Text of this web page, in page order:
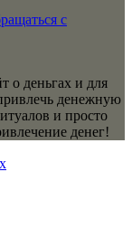
с
о деньгах и для
денежную
и просто
денег!